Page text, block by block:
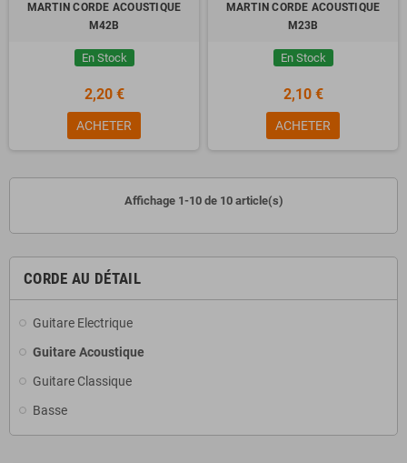
CORDE AU DÉTAIL
Guitare Electrique
Guitare Acoustique
Guitare Classique
Basse
MARTIN CORDE ACOUSTIQUE
M42B
En Stock
2,20 €
ACHETER
MARTIN CORDE ACOUSTIQUE
M23B
En Stock
2,10 €
ACHETER
Affichage 1-10 de 10 article(s)